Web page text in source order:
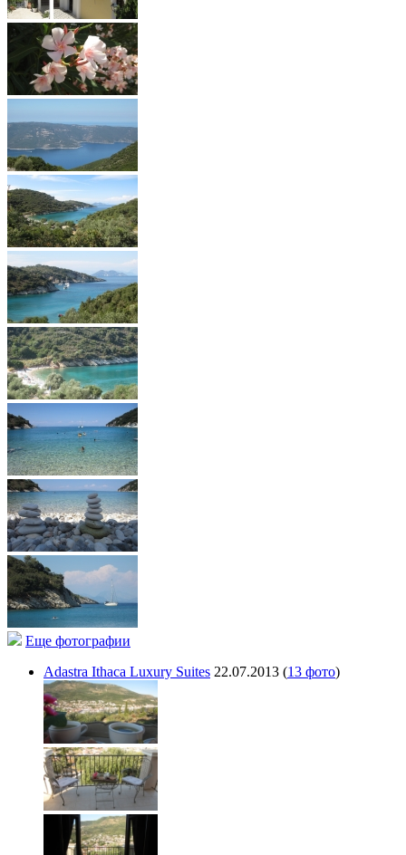
Еще фотографии
Adastra Ithaca Luxury Suites 22.07.2013 (13 фото)